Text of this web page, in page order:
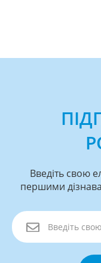
Введіть свою
першими